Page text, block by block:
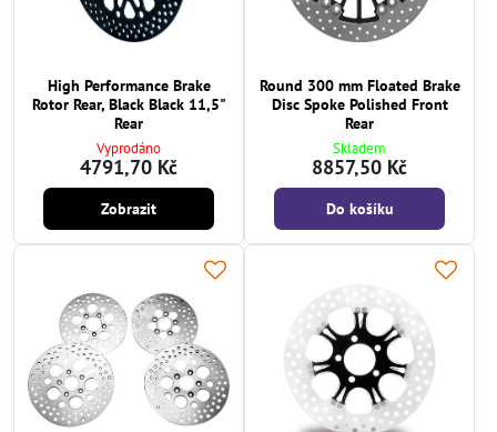
High Performance Brake
Rotor Rear, Black Black 11,5"
Rear
Vyprodáno
4791,70 Kč
Zobrazit
Round 300 mm Floated Brake
Disc Spoke Polished Front
Rear
Skladem
8857,50 Kč
Do košíku